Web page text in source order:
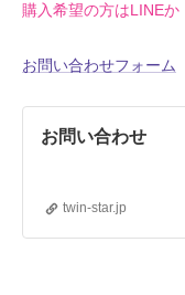
購入希望の方はLINEか
お問い合わせフォーム
お問い合わせ
twin-star.jp